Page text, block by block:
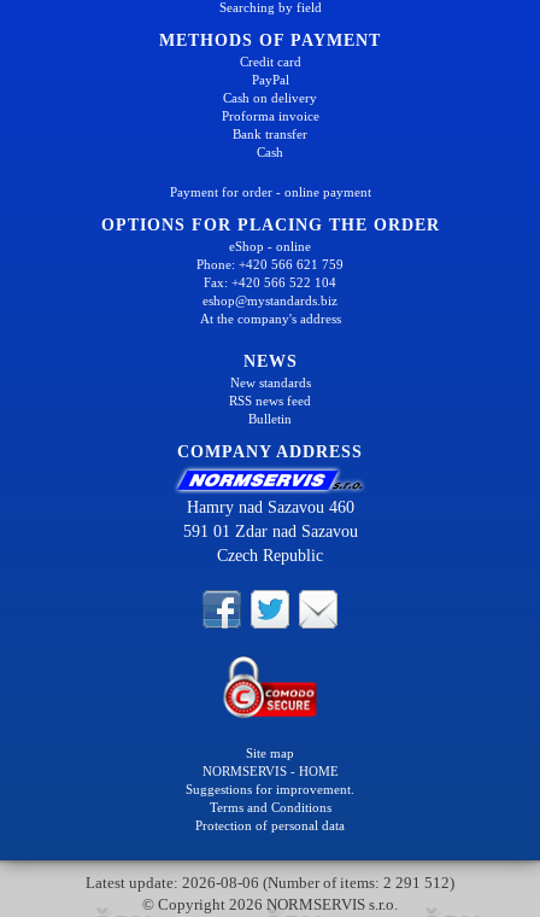
Searching by field
METHODS OF PAYMENT
Credit card
PayPal
Cash on delivery
Proforma invoice
Bank transfer
Cash
Payment for order - online payment
OPTIONS FOR PLACING THE ORDER
eShop - online
Phone: +420 566 621 759
Fax: +420 566 522 104
eshop@mystandards.biz
At the company's address
NEWS
New standards
RSS news feed
Bulletin
COMPANY ADDRESS
Hamry nad Sazavou 460
591 01 Zdar nad Sazavou
Czech Republic
Site map
NORMSERVIS - HOME
Suggestions for improvement.
Terms and Conditions
Protection of personal data
Latest update: 2026-08-06 (Number of items: 2 291 512)
© Copyright 2026 NORMSERVIS s.r.o.